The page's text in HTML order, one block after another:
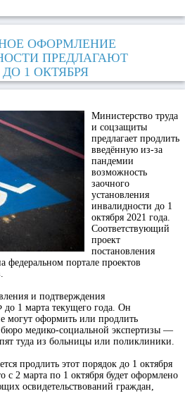
ОФОРМЛЕНИЕ
ПРЕДЛАГАЮТ
1 ОКТЯБРЯ
Министерство труда
и соцзащиты
предлагает продлить
введённую из-за
пандемии
возможность
заочного
установления
инвалидности до 1
октября 2021 года.
Соответствующий
проект
постановления
федеральном портале проектов
и подтверждения
1 марта текущего года. Он
могут оформить или продлить
медико-социальной экспертизы —
туда из больницы или поликлиники.
продлить этот порядок до 1 октября
с 2 марта по 1 октября будет оформлено
освидетельствований граждан,